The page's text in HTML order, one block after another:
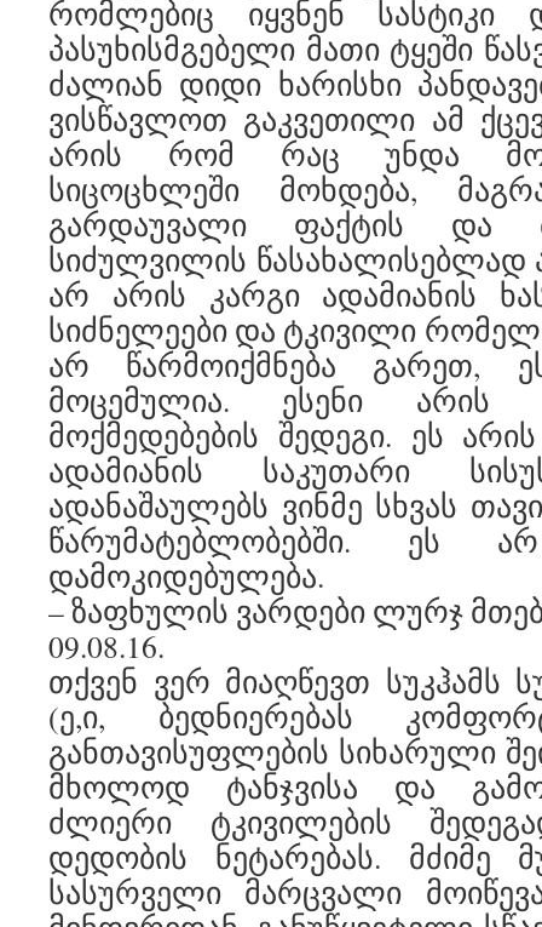
რომლებიც იყვნენ სასტიკი
პასუხისმგებელი მათი ტყეში
ძალიან დიდი ხარისხი
ვისწავლოთ გაკვეთილი ამ
არის რომ რაც უნდა
სიცოცხლეში მოხდება,
გარდაუვალი ფაქტის და
სიძულვილის წასახალისებლად
არ არის კარგი ადამიანის
სიძნელეები და ტკივილი
არ წარმოიქმნება გარეთ,
მოცემულია. ესენი არის
მოქმედებების შედეგი. ეს
ადამიანის საკუთარი
ადანაშაულებს ვინმე სხვას
წარუმატებლობებში. ეს
დამოკიდებულება.
– ზაფხულის ვარდები ლურჯ
09.08.16.
თქვენ ვერ მიაღწევთ სუკჰამს
(ე,ი, ბედნიერებას
განთავისუფლების სიხარული
მხოლოდ ტანჯვისა და
ძლიერი ტკივილების
დედობის ნეტარებას. მძიმე
სასურველი მარცვალი